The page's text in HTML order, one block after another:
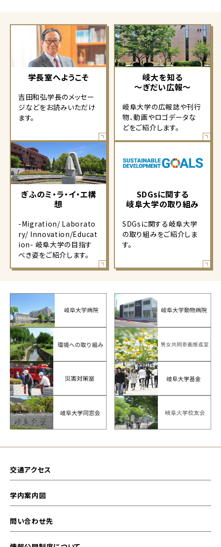
学長室へようこそ
吉田和弘学長のメッセー
ジなどをお読みいただけ
ます。
岐大を知る
～ぎだい広報～
岐阜大学の広報誌や刊行
物、動画やロゴデータな
どをご紹介します。
ぎふのミ・ラ・イ・エ構
想
-Migration/ Laborato
ry/ Innovation/Educat
ion- 岐阜大学の目指す
べき姿をご紹介します。
SDGsに関する
岐阜大学の取り組み
SDGsに関する岐阜大学
の取り組みをご紹介しま
す。
交通アクセス
学内案内図
問い合わせ先